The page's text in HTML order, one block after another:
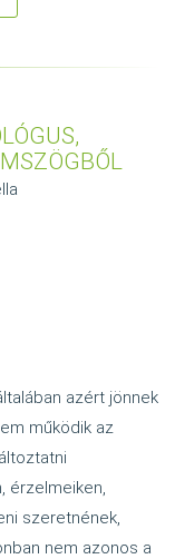
azért jönnek
működik az
érzelmeiken,
szeretnének,
nem azonos a